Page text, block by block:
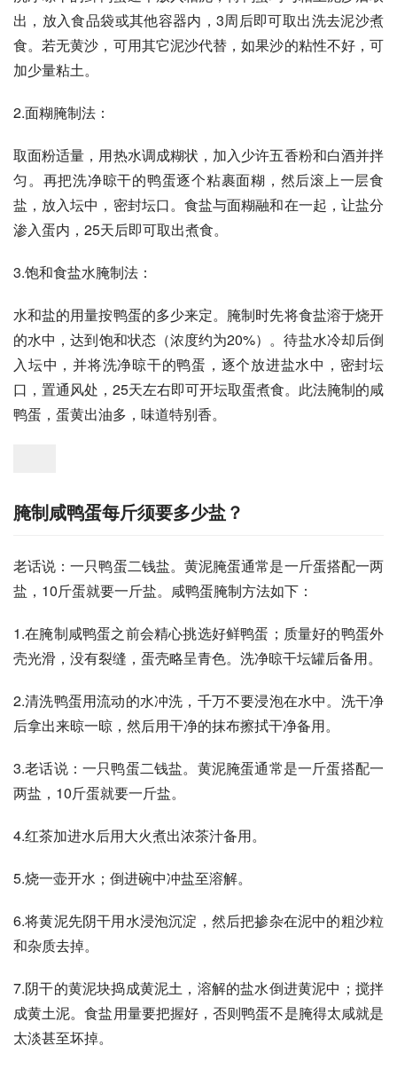
出，放入食品袋或其他容器内，3周后即可取出洗去泥沙煮
食。若无黄沙，可用其它泥沙代替，如果沙的粘性不好，可
加少量粘土。
2.面糊腌制法：
取面粉适量，用热水调成糊状，加入少许五香粉和白酒并拌
匀。再把洗净晾干的鸭蛋逐个粘裹面糊，然后滚上一层食
盐，放入坛中，密封坛口。食盐与面糊融和在一起，让盐分
渗入蛋内，25天后即可取出煮食。
3.饱和食盐水腌制法：
水和盐的用量按鸭蛋的多少来定。腌制时先将食盐溶于烧开
的水中，达到饱和状态（浓度约为20%）。待盐水冷却后倒
入坛中，并将洗净晾干的鸭蛋，逐个放进盐水中，密封坛
口，置通风处，25天左右即可开坛取蛋煮食。此法腌制的咸
鸭蛋，蛋黄出油多，味道特别香。
腌制咸鸭蛋每斤须要多少盐？
老话说：一只鸭蛋二钱盐。黄泥腌蛋通常是一斤蛋搭配一两
盐，10斤蛋就要一斤盐。咸鸭蛋腌制方法如下：
1.在腌制咸鸭蛋之前会精心挑选好鲜鸭蛋；质量好的鸭蛋外
壳光滑，没有裂缝，蛋壳略呈青色。洗净晾干坛罐后备用。
2.清洗鸭蛋用流动的水冲洗，千万不要浸泡在水中。洗干净
后拿出来晾一晾，然后用干净的抹布擦拭干净备用。
3.老话说：一只鸭蛋二钱盐。黄泥腌蛋通常是一斤蛋搭配一
两盐，10斤蛋就要一斤盐。
4.红茶加进水后用大火煮出浓茶汁备用。
5.烧一壶开水；倒进碗中冲盐至溶解。
6.将黄泥先阴干用水浸泡沉淀，然后把掺杂在泥中的粗沙粒
和杂质去掉。
7.阴干的黄泥块捣成黄泥土，溶解的盐水倒进黄泥中；搅拌
成黄土泥。食盐用量要把握好，否则鸭蛋不是腌得太咸就是
太淡甚至坏掉。